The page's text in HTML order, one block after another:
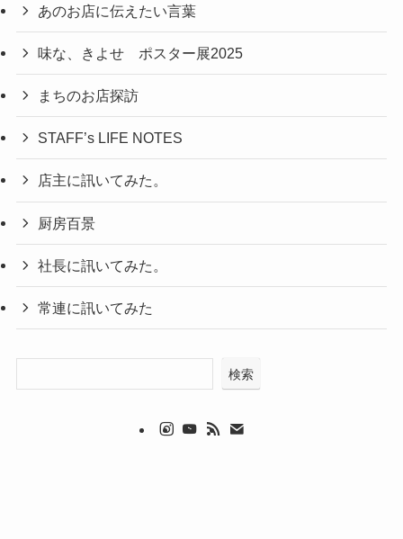
あのお店に伝えたい言葉
味な、きよせ ポスター展2025
まちのお店探訪
STAFF’s LIFE NOTES
店主に訊いてみた。
厨房百景
社長に訊いてみた。
常連に訊いてみた
検索